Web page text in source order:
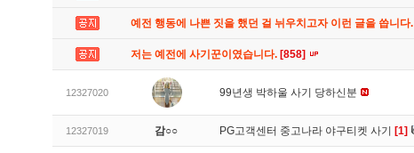
예전 행동에 나쁜 짓을 했던 걸 뉘우치고자 이런 글을 씁니다.
저는 예전에 사기꾼이였습니다. [858]
12327020 99년생 박하울 사기 당하신분
12327019 감○○ PG고객센터 중고나라 야구티켓 사기 [1]